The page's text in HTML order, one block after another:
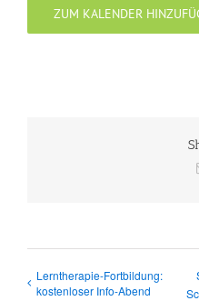
ZUM KALENDER
Lerntherapie-Fortbildung:
kostenloser Info-Abend